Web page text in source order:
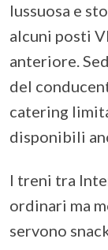
lussuosa e
alcuni posti
anteriore.
del
catering
disponibili
I treni tra
ordinari ma
servono